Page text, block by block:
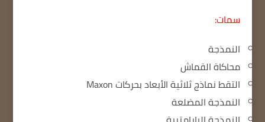
سمات:
النمذجة
محاكاة القماش
التقط نماذج ثلاثية الأبعاد بحركات Maxon
النمذجة المضلعة